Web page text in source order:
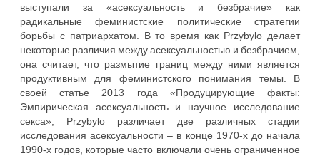
выступали за «асексуальность и безбрачие» как
радикальные феминистские политические стратегии
борьбы с патриархатом. В то время как Przybylo делает
некоторые различия между асексуальностью и безбрачием,
она считает, что размытие границ между ними является
продуктивным для феминистского понимания темы. В
своей статье 2013 года «Продуцирующие факты:
Эмпирическая асексуальность и научное исследование
секса», Przybylo различает две различных стадии
исследования асексуальности – в конце 1970-х до начала
1990-х годов, которые часто включали очень ограниченное